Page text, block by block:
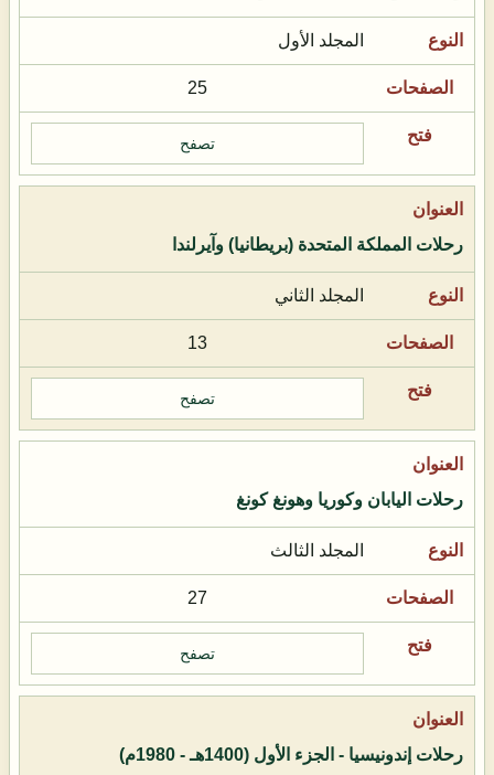
المجلد الأول
25
تصفح
رحلات المملكة المتحدة (بريطانيا) وآيرلندا
المجلد الثاني
13
تصفح
رحلات اليابان وكوريا وهونغ كونغ
المجلد الثالث
27
تصفح
رحلات إندونيسيا - الجزء الأول (1400هـ - 1980م)